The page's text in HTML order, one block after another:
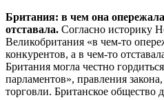
Британия: в чем она
отставала. Согласно историку
Великобритания «в чем-то
конкурентов, а в чем-то
Британия могла честно
парламентов», правления
торговли. Британское общество